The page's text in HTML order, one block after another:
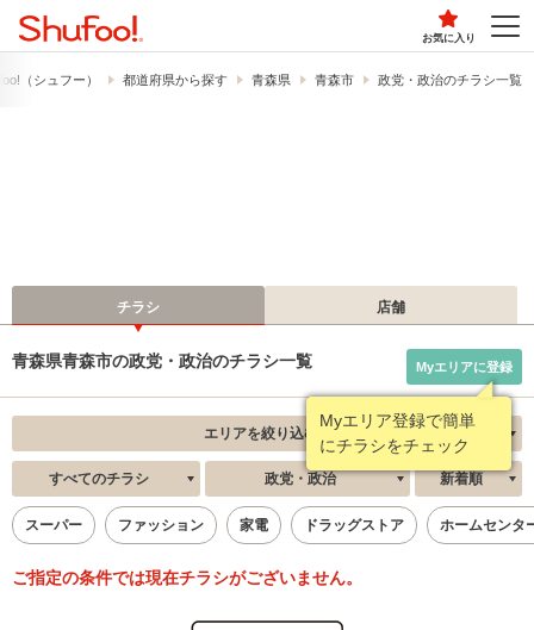
お気に入り
（シュフー） 都道府県から探す 青森県 青森市 政党・政治のチラシ一覧
チラシ 店舗
青森県青森市の政党・政治のチラシ一覧
Myエリア登録で簡単
にチラシをチェック
Myエリアに登録
エリアを絞り込む
すべてのチラシ 政党・政治 新着順
スーパー ファッション 家電 ドラッグストア ホームセンタ
ご指定の条件では現在チラシがございません。